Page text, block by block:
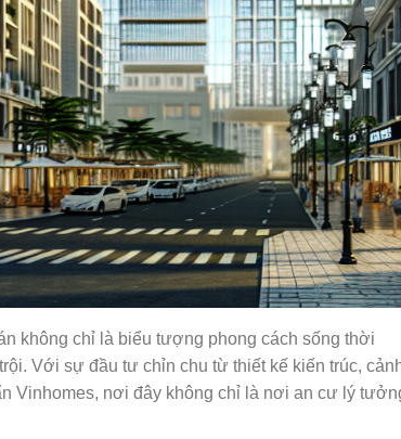
không chỉ là biểu tượng phong cách sống thời
Với sự đầu tư chỉn chu từ thiết kế kiến trúc,
Vinhomes, nơi đây không chỉ là nơi an cư lý